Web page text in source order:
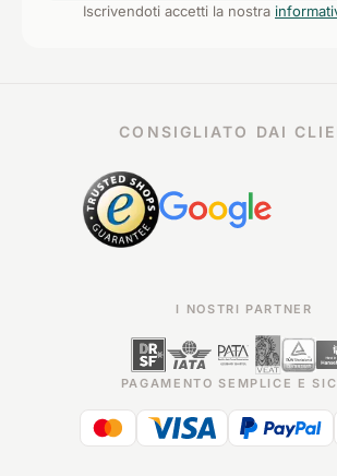
Iscrivendoti accetti la nostra
CONSIGLIATO DAI
I NOSTRI PARTNER
PAGAMENTO SEMPLICE E